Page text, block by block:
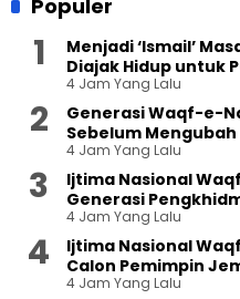
Populer
Menjadi ‘Ismail’
Diajak Hidup untuk
4 Jam Yang Lalu
Generasi Waqf-e-
Sebelum
4 Jam Yang Lalu
Ijtima Nasional
Generasi
4 Jam Yang Lalu
Ijtima Nasional
Calon Pemimpin
4 Jam Yang Lalu